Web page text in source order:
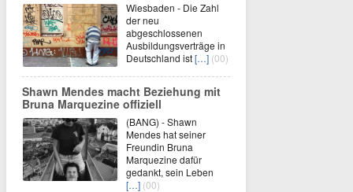
Wiesbaden - Die Zahl
der neu
abgeschlossenen
Ausbildungsverträge in
Deutschland ist[…] (00)
Shawn Mendes macht Beziehung mit
Bruna Marquezine offiziell
(BANG) - Shawn
Mendes hat seiner
Freundin Bruna
Marquezine dafür
gedankt, sein Leben
[…] (00)